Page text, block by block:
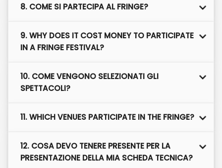
8. COME SI PARTECIPA AL FRINGE?
9. WHY DOES IT COST MONEY TO PARTICIPATE
IN A FRINGE FESTIVAL?
10. COME VENGONO SELEZIONATI GLI
SPETTACOLI?
11. WHICH VENUES PARTICIPATE IN THE FRINGE?
12. COSA DEVO TENERE PRESENTE PER LA
PRESENTAZIONE DELLA MIA SCHEDA TECNICA?